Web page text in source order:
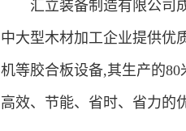
汇立装备制造有限公司成
中大型木材加工企业提供优
机等胶合板设备,其生产的
高效、节能、省时、省力的